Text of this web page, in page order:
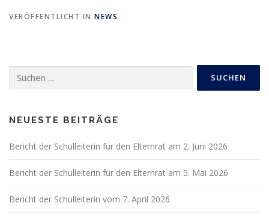
VERÖFFENTLICHT IN NEWS
nach:
NEUESTE BEITRÄGE
Bericht der Schulleiterin für den Elternrat am 2. Juni 2026
Bericht der Schulleiterin für den Elternrat am 5. Mai 2026
Bericht der Schulleiterin vom 7. April 2026